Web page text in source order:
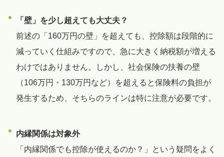
「壁」を少し超えても大丈夫？
前述の「160万円の壁」を超えても、控除額は段階的に
減っていく仕組みですので、急に大きく納税額が増える
わけではありません。しかし、社会保険の扶養の壁
（106万円・130万円など）を超えると保険料の負担が
発生するため、そちらのラインは特に注意が必要です。
内縁関係は対象外
「内縁関係でも控除が使えるのか？」という疑問をよく